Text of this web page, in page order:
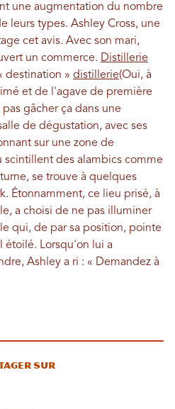
une augmentation du nombre
leurs types. Ashley Cross, une
cet avis. Avec son mari,
un commerce. Distillerie
destination » distillerie(Oui, à
et de l'agave de première
gâcher ça dans une
de dégustation, avec ses
sur une zone de
des alambics comme
se trouve à quelques
Étonnamment, ce lieu prisé, à
a choisi de ne pas illuminer
qui, de par sa position, pointe
étoilé. Lorsqu'on lui a
Ashley a ri : « Demandez à
sur